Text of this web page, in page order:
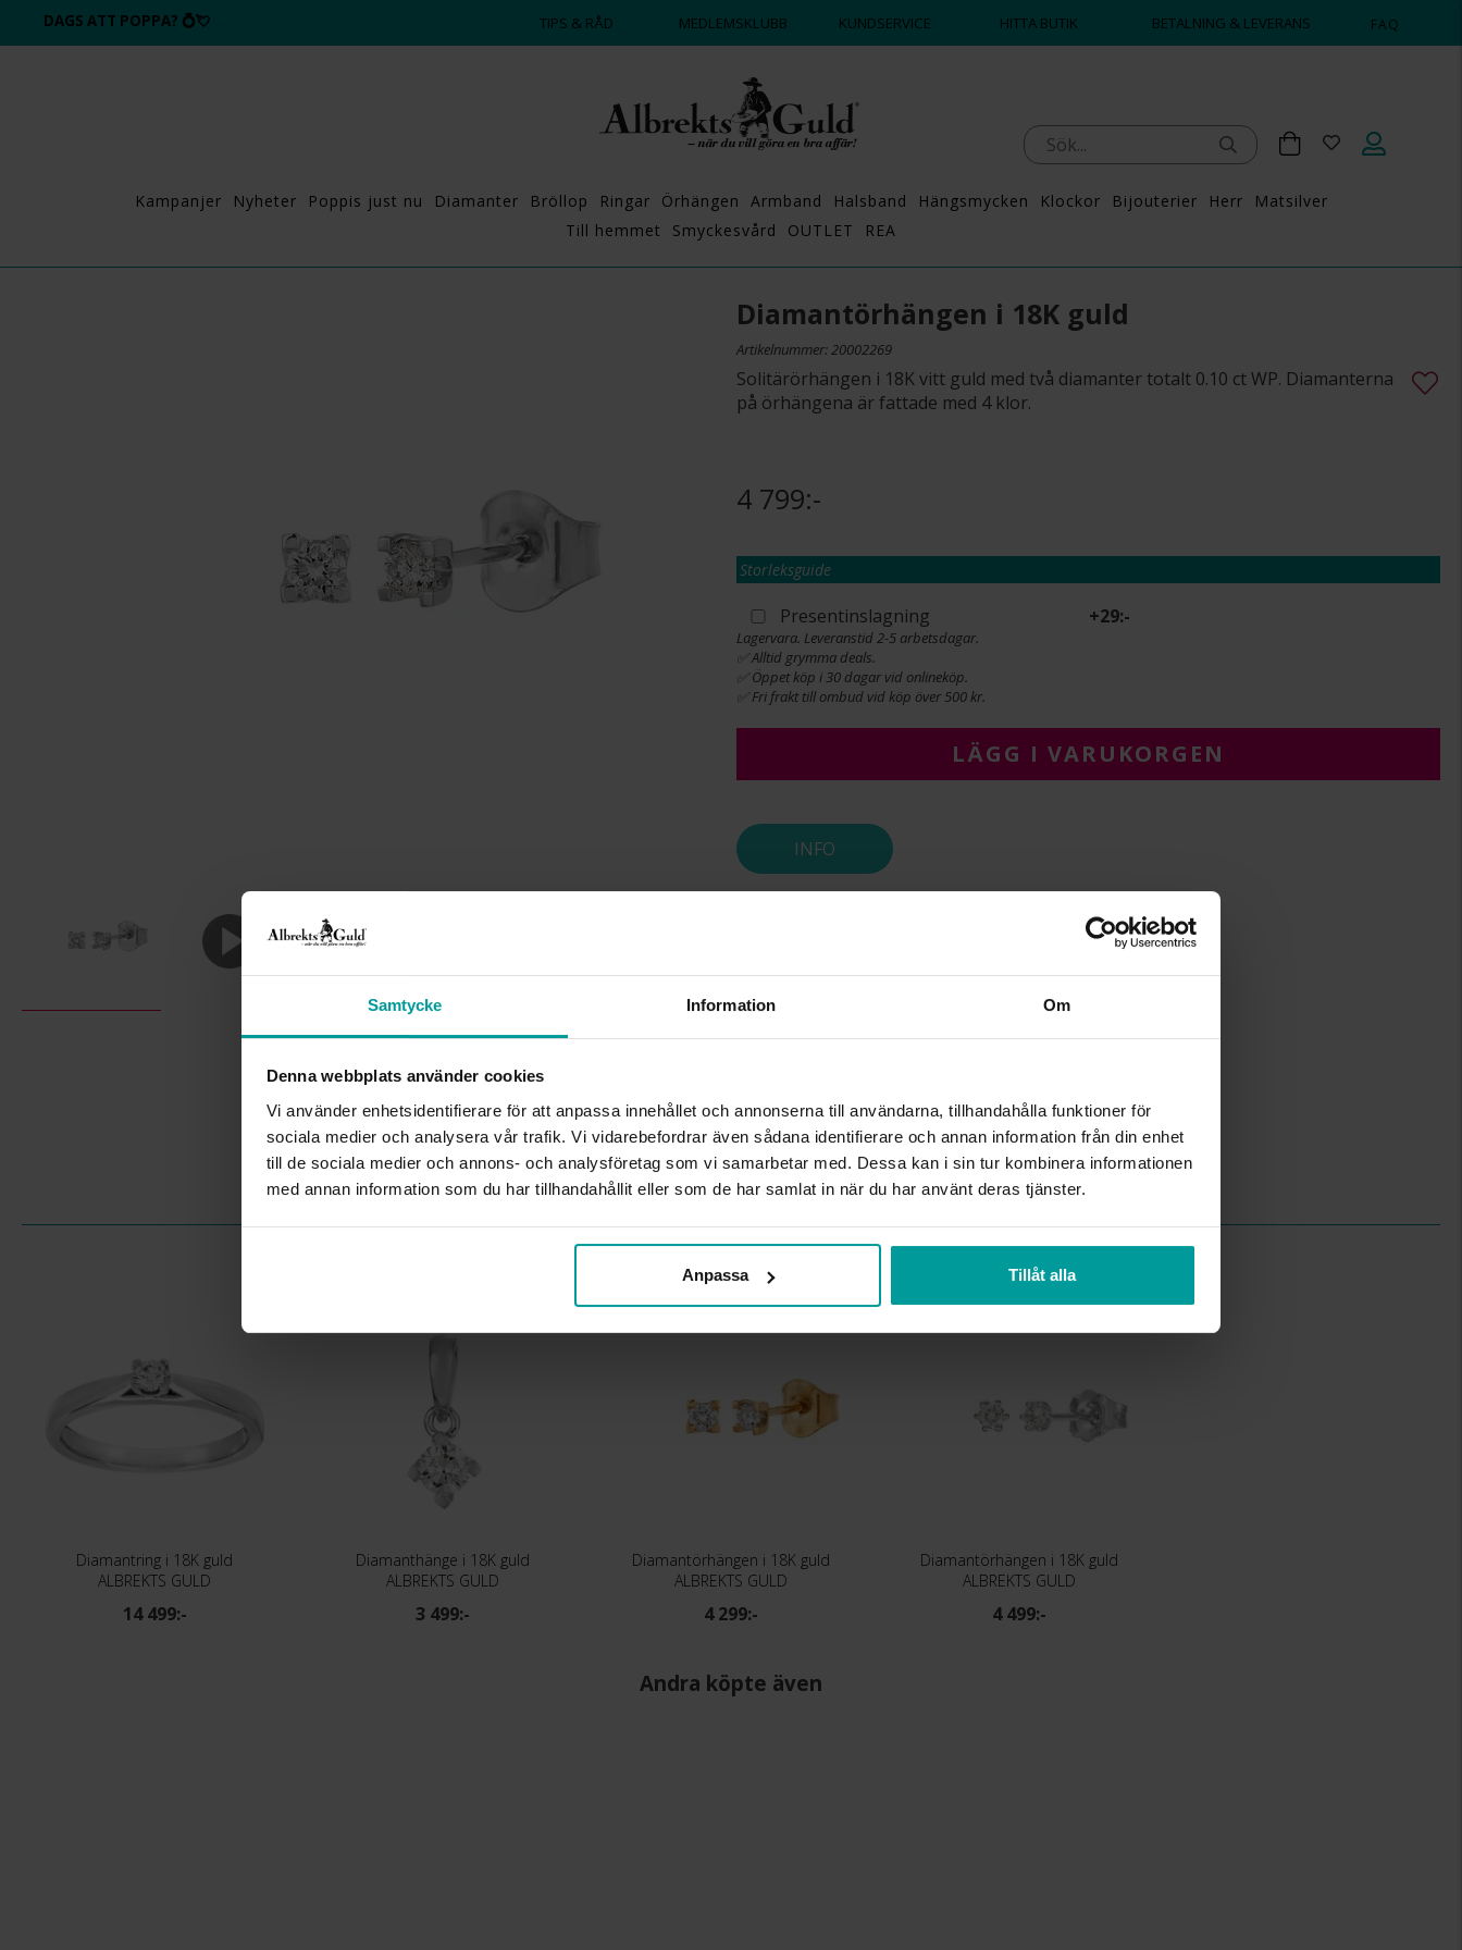
Samtycke Information Om
Denna webbplats använder cookies
Vi använder enhetsidentifierare för att anpassa innehållet och annonserna till användarna, tillhandahålla funktioner för
sociala medier och analysera vår trafik. Vi vidarebefordrar även sådana identifierare och annan information från din enhet
till de sociala medier och annons- och analysföretag som vi samarbetar med. Dessa kan i sin tur kombinera informationen
med annan information som du har tillhandahållit eller som de har samlat in när du har använt deras tjänster.
Anpassa Tillåt alla
DAGS ATT POPPA? 💍💘 BETALA MED KLARNA ✔ ALLTID BRA PRISER ✔
TIPS & RÅD MEDLEMSKLUBB KUNDSERVICE HITTA BUTIK BETALNING & LEVERANS FAQ
Kampanjer Nyheter Poppis just nu Diamanter Bröllop Ringar Örhängen Armband Halsband Hängsmycken Klockor Bijouterier Herr
Matsilver
Till hemmet
Smyckesvård OUTLET REA
Diamantörhängen i 18K guld
Artikelnummer: 20002269
Solitärörhängen i 18K vitt guld med två diamanter totalt 0.10 ct WP. Diamanterna
på örhängena är fattade med 4 klor.
4 799:-
Storleksguide
Presentinslagning +29:-
Lagervara. Leveranstid 2-5 arbetsdagar.
✅ Alltid grymma deals.
✅ Öppet köp i 30 dagar vid onlineköp.
✅ Fri frakt till ombud vid köp över 500 kr.
LÄGG I VARUKORGEN
INFO
MATERIAL
Vitt guld
ÄDELMETALL
ANTAL DIAMANTER
2
DIAMANTKLARHET
P
VIKT CA (GRAM)
0,77
SOLITÄRSTIL
4-prong brilliant
TOTAL CARAT
0.100
Diamantring i 18K guld
ALBREKTS GULD
14 499:-
Diamanthänge i 18K guld
ALBREKTS GULD
3 499:-
Diamantörhängen i 18K guld
ALBREKTS GULD
4 299:-
Diamantörhängen i 18K guld
ALBREKTS GULD
4 499:-
Andra köpte även